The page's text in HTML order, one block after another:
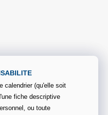
calendrier (qu'elle soit
fiche descriptive
ou toute